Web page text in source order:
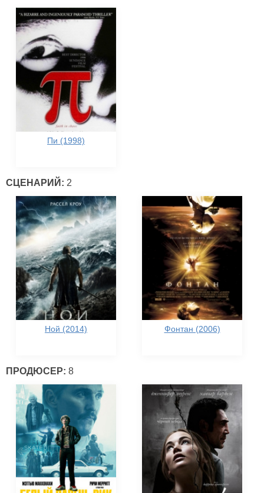
Пи (1998)
СЦЕНАРИЙ: 2
Ной (2014) Фонтан (2006)
ПРОДЮСЕР: 8